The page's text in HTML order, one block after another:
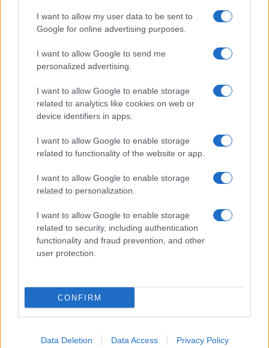
I want to allow my user data to be sent to
Google for online advertising purposes.
I want to allow Google to send me
personalized advertising.
I want to allow Google to enable storage
related to analytics like cookies on web or
device identifiers in apps.
I want to allow Google to enable storage
related to functionality of the website or app.
I want to allow Google to enable storage
related to personalization.
I want to allow Google to enable storage
related to security, including authentication
functionality and fraud prevention, and other
user protection.
CONFIRM
Data Deletion Data Access Privacy Policy
Προηγούμενο άρθρο
Zeekr 7X – Zeekr X στο
Επόμενο άρθρο
μάρκες, έχουμε το πιο
εκτεταμένο δίκτυο
ΠΕΡΙΣΣΟΤΕΡΑ ΑΠΟ ΤΟΝ ΔΗΜΙΟΥΡΓΟ
Electric Cars &
Electric Cars &
Το FIAT 500 Hybrid τώρα από 18.990
ευρώ